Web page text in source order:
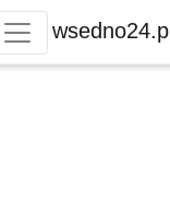
wsedno24.pl